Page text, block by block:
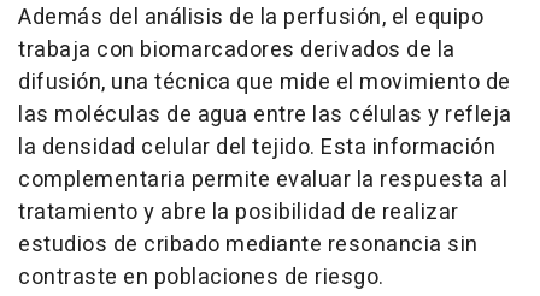
Además del análisis de la perfusión, el equipo
trabaja con biomarcadores derivados de la
difusión, una técnica que mide el movimiento de
las moléculas de agua entre las células y refleja
la densidad celular del tejido. Esta información
complementaria permite evaluar la respuesta al
tratamiento y abre la posibilidad de realizar
estudios de cribado mediante resonancia sin
contraste en poblaciones de riesgo.